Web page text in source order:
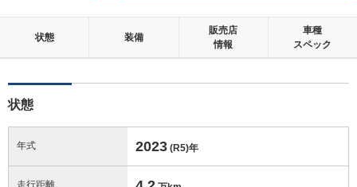
状態 装備
販売店
情報
車種
スペック
状態
年式 2023 (R5)年
走行距離